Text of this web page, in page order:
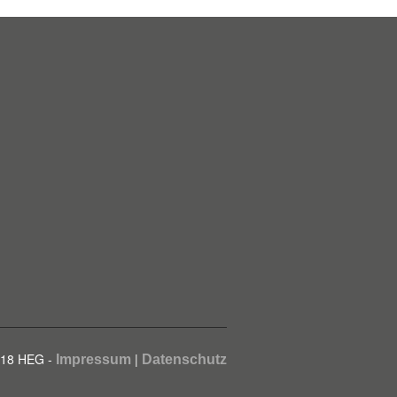
HEG - Impressum | Datenschutz